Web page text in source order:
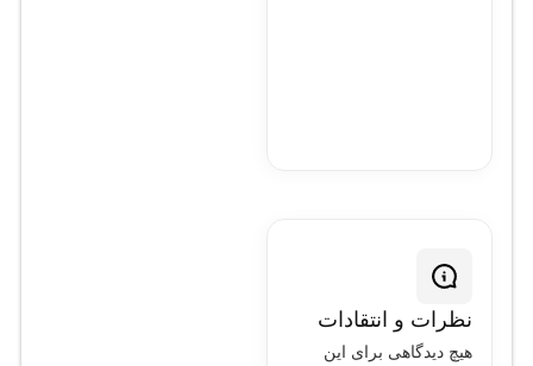
نظرات و انتقادات
هیچ دیدگاهی برای این